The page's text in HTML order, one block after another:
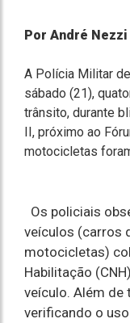
Por André Nezzi
A Polícia Militar
sábado (21),
trânsito, durante
II, próximo ao
motocicletas
Os policiais
veículos (carros
motocicletas)
Habilitação
veículo. Além de
verificando o